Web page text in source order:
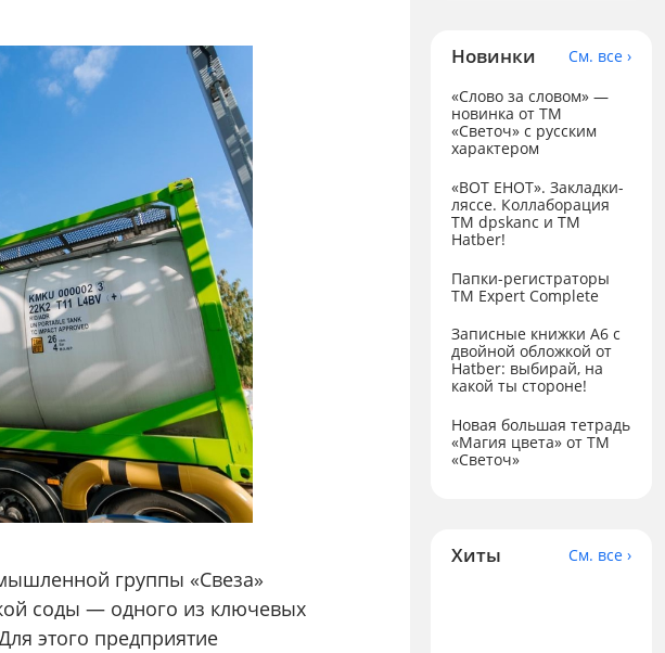
группы «Свеза»
соды — одного из ключевых
этого предприятие
Новинки
См. все ›
«Слово за словом» —
новинка от ТМ
«Светоч» с русским
характером
«ВОТ ЕНОТ». Закладки-
ляссе. Коллаборация
TM dpskanc и ТМ
Hatber!
Папки-регистраторы
ТМ Expert Complete
Записные книжки А6 с
двойной обложкой от
Hatber: выбирай, на
какой ты стороне!
Новая большая тетрадь
«Магия цвета» от ТМ
«Светоч»
Хиты См. все ›